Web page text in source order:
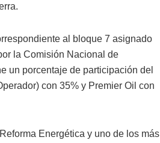
al bloque 7 asignado
la Comisión Nacional de
un porcentaje de participación del
con 35% y Premier Oil con
Energética y uno de los más